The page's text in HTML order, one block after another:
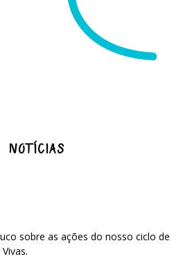
NOTÍCIAS
sobre as ações do nosso ciclo de